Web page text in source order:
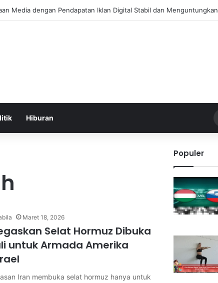
untuk Meningkatkan Pendapatan Berdasarkan Pengalaman Praktis
Hiburan
Maret 18, 2026
Selat Hormuz Dibuka
untuk Armada Amerika
Iran membuka selat hormuz hanya untuk
Populer